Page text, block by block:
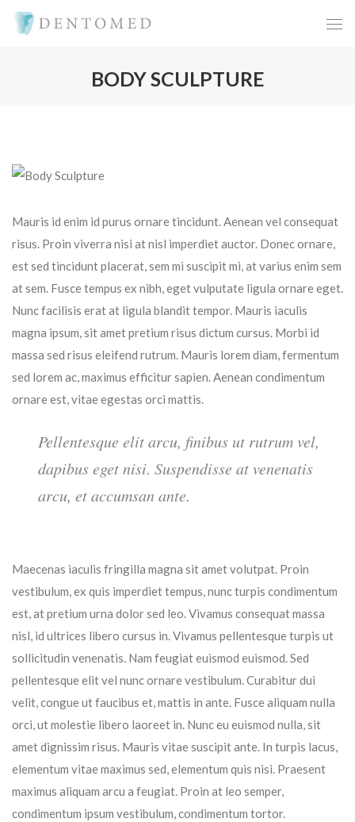
BODY SCULPTURE
Mauris id enim id purus ornare tincidunt. Aenean vel consequat
risus. Proin viverra nisi at nisl imperdiet auctor. Donec ornare,
est sed tincidunt placerat, sem mi suscipit mi, at varius enim sem
at sem. Fusce tempus ex nibh, eget vulputate ligula ornare eget.
Nunc facilisis erat at ligula blandit tempor. Mauris iaculis
magna ipsum, sit amet pretium risus dictum cursus. Morbi id
massa sed risus eleifend rutrum. Mauris lorem diam, fermentum
sed lorem ac, maximus efficitur sapien. Aenean condimentum
ornare est, vitae egestas orci mattis.
Pellentesque elit arcu, finibus ut rutrum vel,
dapibus eget nisi. Suspendisse at venenatis
arcu, et accumsan ante.
Maecenas iaculis fringilla magna sit amet volutpat. Proin
vestibulum, ex quis imperdiet tempus, nunc turpis condimentum
est, at pretium urna dolor sed leo. Vivamus consequat massa
nisl, id ultrices libero cursus in. Vivamus pellentesque turpis ut
sollicitudin venenatis. Nam feugiat euismod euismod. Sed
pellentesque elit vel nunc ornare vestibulum. Curabitur dui
velit, congue ut faucibus et, mattis in ante. Fusce aliquam nulla
orci, ut molestie libero laoreet in. Nunc eu euismod nulla, sit
amet dignissim risus. Mauris vitae suscipit ante. In turpis lacus,
elementum vitae maximus sed, elementum quis nisi. Praesent
maximus aliquam arcu a feugiat. Proin at leo semper,
condimentum ipsum vestibulum, condimentum tortor.